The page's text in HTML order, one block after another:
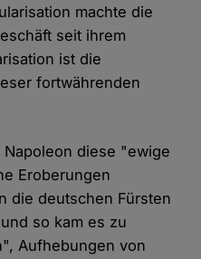
machte die
seit ihrem
ist die
fortwährenden
diese "ewige
Eroberungen
die deutschen Fürsten
so kam es zu
Aufhebungen von